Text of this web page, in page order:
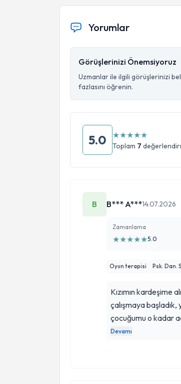
Yorumlar
Görüşlerinizi Önemsiyoruz
Uzmanlar ile ilgili görüşlerinizi
fazlasını öğrenin.
5.0 ★★★★★
Toplam 7
B B*** A***14.07.2026
Zamanlama
★★★★★5.0
Oyun terapisi Psk. Dan.
Kızımın kardeşime
çalışmaya başladık,
çocuğumu o kadar
ama benim
Sadece kızım ile
Devamı